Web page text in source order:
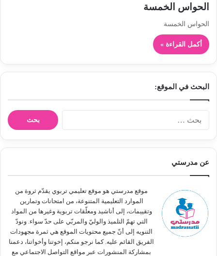
الحواس الخمسة
الحواس الخمسة
أكمل القراءة »
البحث في الموقع:
ن
عن مدرستي
موقع مدرستي هو موقع تعليمي تربوي يقدّم ثروة من
الموارد التعليمية المتنوعة، من امتحانات وتمارين
وتقييمات، إلى أناشيد ومعلّقات تربوية وغيرها من المواد
التي تهمّ التلميذ والوليّ والمربّي على حدّ سواء. ونودّ
التنويه إلى أنّ جميع محتويات الموقع هي ثمرة مجهودات
الفريق القائم عليه. كما نرجو منكم، إخوتنا وأخواتنا، دعمنا
بمشاركة المنشورات عبر مواقع التواصل الاجتماعي مع